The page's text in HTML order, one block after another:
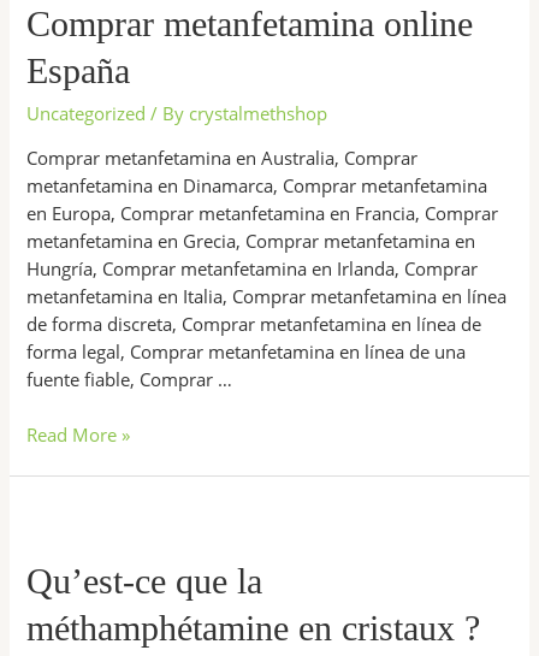
Comprar metanfetamina online
España
Uncategorized / By crystalmethshop
Comprar metanfetamina en Australia, Comprar
metanfetamina en Dinamarca, Comprar metanfetamina
en Europa, Comprar metanfetamina en Francia, Comprar
metanfetamina en Grecia, Comprar metanfetamina en
Hungría, Comprar metanfetamina en Irlanda, Comprar
metanfetamina en Italia, Comprar metanfetamina en línea
de forma discreta, Comprar metanfetamina en línea de
forma legal, Comprar metanfetamina en línea de una
fuente fiable, Comprar …
online
España
Read More »
Qu’est-ce que la
méthamphétamine en cristaux ?
que
la
méthamphétamine